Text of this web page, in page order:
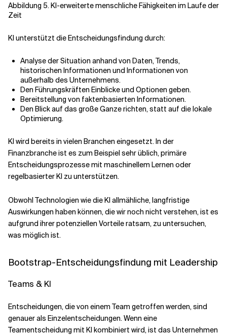
Abbildung 5. KI-erweiterte menschliche Fähigkeiten im Laufe der
Zeit
KI unterstützt die Entscheidungsfindung durch:
Analyse der Situation anhand von Daten, Trends,
historischen Informationen und Informationen von
außerhalb des Unternehmens.
Den Führungskräften Einblicke und Optionen geben.
Bereitstellung von faktenbasierten Informationen.
Den Blick auf das große Ganze richten, statt auf die lokale
Optimierung.
KI wird bereits in vielen Branchen eingesetzt. In der
Finanzbranche ist es zum Beispiel sehr üblich, primäre
Entscheidungsprozesse mit maschinellem Lernen oder
regelbasierter KI zu unterstützen.
Obwohl Technologien wie die KI allmähliche, langfristige
Auswirkungen haben können, die wir noch nicht verstehen, ist es
aufgrund ihrer potenziellen Vorteile ratsam, zu untersuchen,
was möglich ist.
Bootstrap-Entscheidungsfindung mit Leadership
Teams & KI
Entscheidungen, die von einem Team getroffen werden, sind
genauer als Einzelentscheidungen. Wenn eine
Teamentscheidung mit KI kombiniert wird, ist das Unternehmen